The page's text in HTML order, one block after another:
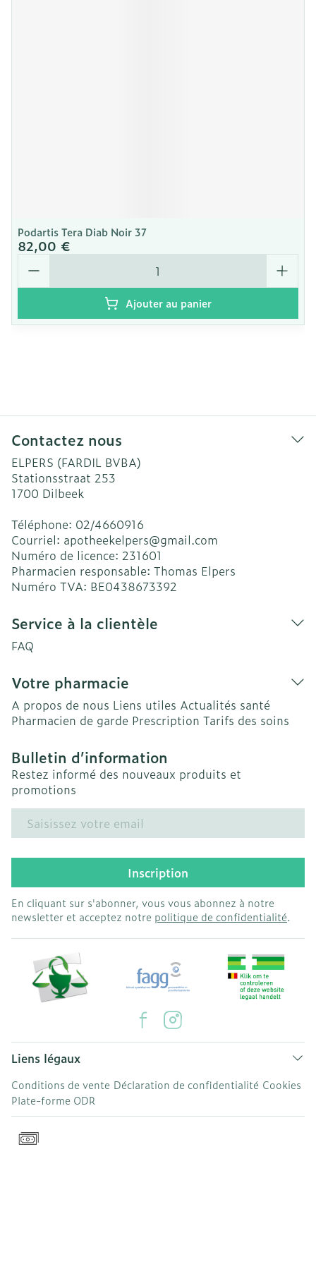
Podartis Tera Diab Noir 37
82,00 €
Quantité
Ajouter au panier
Contactez nous
ELPERS (FARDIL BVBA)
Stationsstraat 253
1700 Dilbeek
Téléphone: 02/4660916
Courriel: apotheekelpers@gmail.com
Numéro de licence: 231601
Pharmacien responsable: Thomas Elpers
Numéro TVA: BE0438673392
Service à la clientèle
FAQ
Votre pharmacie
A propos de nous Liens utiles Actualités santé
Pharmacien de garde Prescription Tarifs des soins
Bulletin d’information
Restez informé des nouveaux produits et
promotions
Adresse mail
Inscription
En cliquant sur s'abonner, vous vous abonnez à notre
newsletter et acceptez notre politique de confidentialité.
Liens légaux
Conditions de vente Déclaration de confidentialité Cookies
Plate-forme ODR